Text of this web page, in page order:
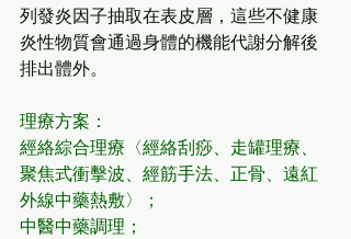
列發炎因子抽取在表皮層，這些不健康
炎性物質會通過身體的機能代謝分解後
排出體外。
理療方案：
經絡綜合理療〈經絡刮痧、走罐理療、
聚焦式衝擊波、經筋手法、正骨、遠紅
外線中藥熱敷〉；
中醫中藥調理；